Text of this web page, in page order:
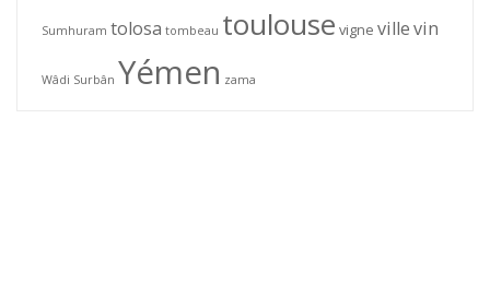
Sumhuram tolosa tombeau toulouse vigne villevin
Wâdi Surbân Yémen zama